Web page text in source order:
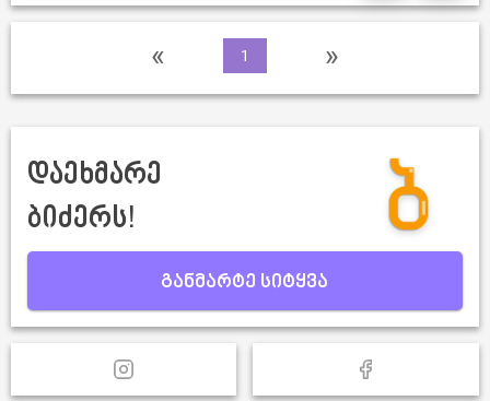
« 1 »
დაეხმარე
ბიძერს!
განმარტე სიტყვა